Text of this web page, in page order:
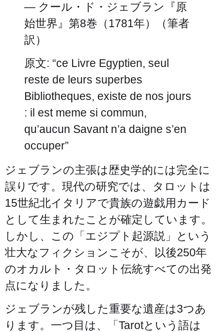
— クール・ド・ジェブラン『原
始世界』第8巻（1781年）（筆者
訳）
原文: “ce Livre Egyptien, seul
reste de leurs superbes
Bibliotheques, existe de nos jours
: il est meme si commun,
qu’aucun Savant n’a daigne s’en
occuper”
ジェブランの主張は歴史学的には完全に
誤りです。現代の研究では、タロットは
15世紀北イタリアで貴族の遊戯用カード
として生まれたことが確定しています。
しかし、この「エジプト起源説」という
壮大なフィクションこそが、以後250年
のオカルト・タロット伝統すべての出発
点になりました。
ジェブランが残した重要な遺産は3つあ
ります。一つ目は、「Tarotという語は